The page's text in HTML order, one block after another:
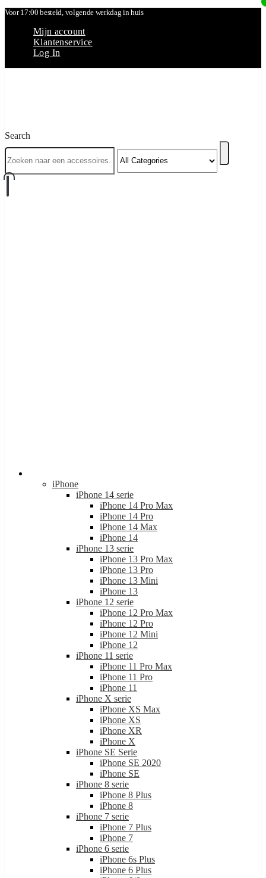
Voor 17:00 besteld, volgende werkdag in huis
Mijn account
Klantenservice
Log In
iPhone 14 serie
iPhone 14 Pro Max
iPhone 14 Pro
iPhone 14 Max
iPhone 14
iPhone 13 serie
iPhone 13 Pro Max
iPhone 13 Pro
iPhone 13 Mini
iPhone 13
iPhone 12 serie
iPhone 12 Pro Max
iPhone 12 Pro
iPhone 12 Mini
iPhone 12
iPhone 11 serie
iPhone 11 Pro Max
iPhone 11 Pro
iPhone 11
iPhone X serie
iPhone XS Max
iPhone XS
iPhone XR
iPhone X
iPhone SE Serie
iPhone SE 2020
iPhone SE
iPhone 8 serie
iPhone 8 Plus
iPhone 8
iPhone 7 serie
iPhone 7 Plus
iPhone 7
iPhone 6 serie
iPhone 6s Plus
iPhone 6 Plus
iPhone 6/6s